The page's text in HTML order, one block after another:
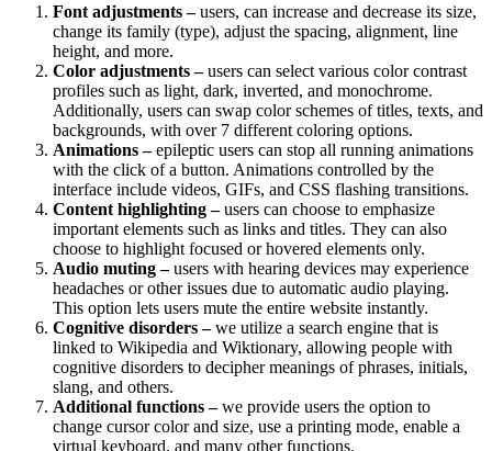
Font adjustments –users, can increase and decrease its size,
change its family (type), adjust the spacing, alignment, line
height, and more.
Color adjustments –users can select various color contrast
profiles such as light, dark, inverted, and monochrome.
Additionally, users can swap color schemes of titles, texts, and
backgrounds, with over 7 different coloring options.
Animations –epileptic users can stop all running animations
with the click of a button. Animations controlled by the
interface include videos, GIFs, and CSS flashing transitions.
Content highlighting –users can choose to emphasize
important elements such as links and titles. They can also
choose to highlight focused or hovered elements only.
Audio muting –users with hearing devices may experience
headaches or other issues due to automatic audio playing.
This option lets users mute the entire website instantly.
Cognitive disorders –we utilize a search engine that is
linked to Wikipedia and Wiktionary, allowing people with
cognitive disorders to decipher meanings of phrases, initials,
slang, and others.
Additional functions –we provide users the option to
change cursor color and size, use a printing mode, enable a
virtual keyboard, and many other functions.